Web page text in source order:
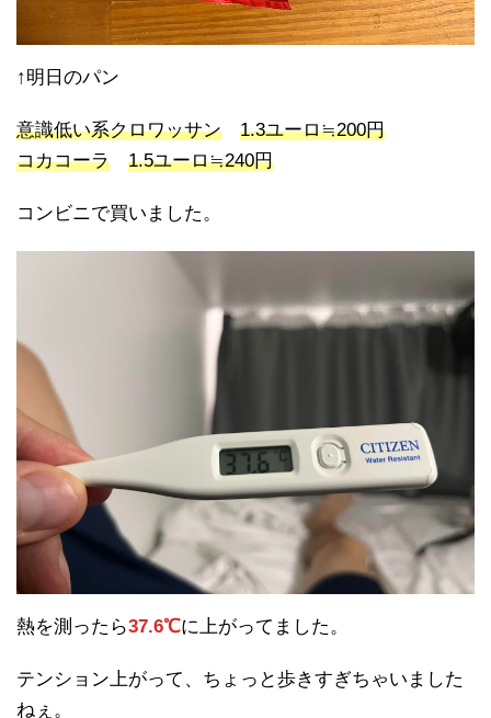
↑明日のパン
意識低い系クロワッサン
1.3ユーロ≒200円
コカコーラ
1.5ユーロ≒240円
コンビニで買いました。
熱を測ったら37.6℃に上がってました。
テンション上がって、ちょっと歩きすぎちゃいました
ねぇ。